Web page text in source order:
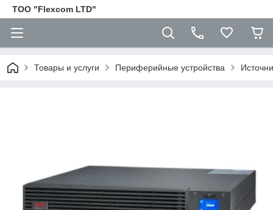
ТОО "Flexcom LTD"
Товары и услуги Периферийные устройства